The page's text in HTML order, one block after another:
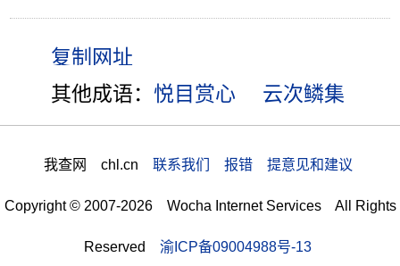
其他成语： 悦目赏心 云次鳞集
我查网 chl.cn 联系我们 报错 提意见和建议
Copyright © 2007-2026 Wocha Internet Services All Rights
Reserved 渝ICP备09004988号-13